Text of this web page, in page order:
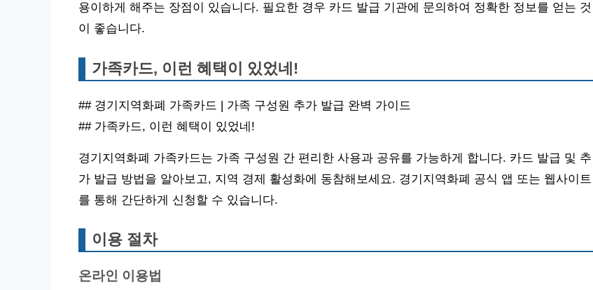
용이하게 해주는 장점이 있습니다. 필요한 경우 카드 발급 기관에 문의하여 정확한 정보를 얻는 것
이 좋습니다.
가족카드, 이런 혜택이 있었네!
## 경기지역화폐 가족카드 | 가족 구성원 추가 발급 완벽 가이드
## 가족카드, 이런 혜택이 있었네!
경기지역화폐 가족카드는 가족 구성원 간 편리한 사용과 공유를 가능하게 합니다. 카드 발급 및 추
가 발급 방법을 알아보고, 지역 경제 활성화에 동참해보세요. 경기지역화폐 공식 앱 또는 웹사이트
를 통해 간단하게 신청할 수 있습니다.
이용 절차
온라인 이용법